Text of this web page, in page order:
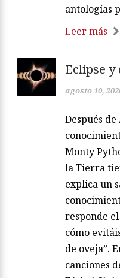
antologías
Leer más
Eclipse
agosto 10,
Después
Monty
la Tierra
explica un
responde
cómo
de oveja”.
canciones